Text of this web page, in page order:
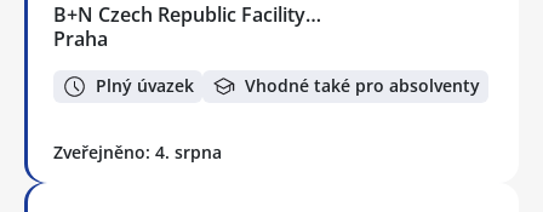
B+N Czech Republic Facility…
Praha
Plný úvazek Vhodné také pro absolventy
Zveřejněno: 4. srpna